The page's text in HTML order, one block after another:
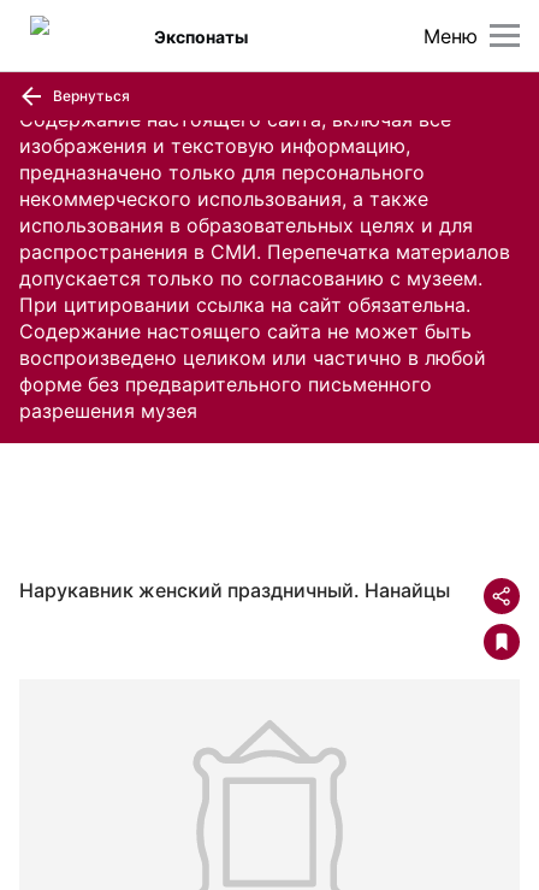
Содержание настоящего сайта, включая все
изображения и текстовую информацию,
предназначено только для персонального
некоммерческого использования, а также
использования в образовательных целях и для
распространения в СМИ. Перепечатка материалов
допускается только по согласованию с музеем.
При цитировании ссылка на сайт обязательна.
Содержание настоящего сайта не может быть
воспроизведено целиком или частично в любой
форме без предварительного письменного
разрешения музея
Меню
Экспонаты
Вернуться
Нарукавник женский праздничный. Нанайцы